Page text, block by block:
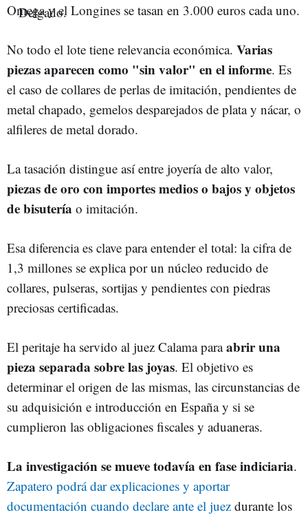
Omega y el Longines se tasan en 3.000 euros cada uno.
No todo el lote tiene relevancia económica. Varias
piezas aparecen como "sin valor" en el informe. Es
el caso de collares de perlas de imitación, pendientes de
metal chapado, gemelos desparejados de plata y nácar, o
alfileres de metal dorado.
La tasación distingue así entre joyería de alto valor,
piezas de oro con importes medios o bajos y objetos
de bisutería o imitación.
Esa diferencia es clave para entender el total: la cifra de
1,3 millones se explica por un núcleo reducido de
collares, pulseras, sortijas y pendientes con piedras
preciosas certificadas.
El peritaje ha servido al juez Calama paraabrir una
pieza separada sobre las joyas. El objetivo es
determinar el origen de las mismas, las circunstancias de
su adquisición e introducción en España y si se
cumplieron las obligaciones fiscales y aduaneras.
La investigación se mueve todavía en fase indiciaria.
Zapatero podrá dar explicaciones y aportar
documentación cuando declare ante el juez durante los